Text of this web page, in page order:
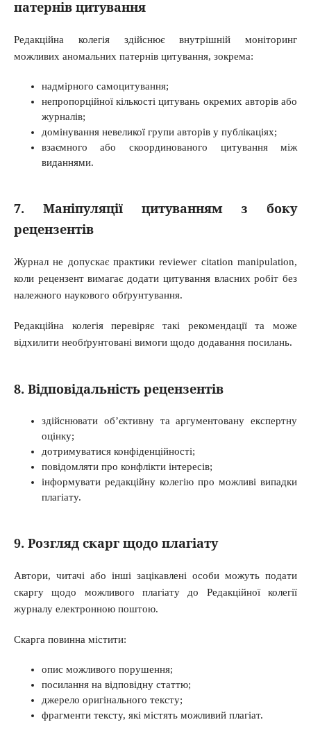
патернів цитування
Редакційна колегія здійснює внутрішній моніторинг
можливих аномальних патернів цитування, зокрема:
надмірного самоцитування;
непропорційної кількості цитувань окремих авторів або
журналів;
домінування невеликої групи авторів у публікаціях;
взаємного або скоординованого цитування між
виданнями.
7. Маніпуляції цитуванням з боку
рецензентів
Журнал не допускає практики reviewer citation manipulation,
коли рецензент вимагає додати цитування власних робіт без
належного наукового обґрунтування.
Редакційна колегія перевіряє такі рекомендації та може
відхилити необґрунтовані вимоги щодо додавання посилань.
8. Відповідальність рецензентів
здійснювати об’єктивну та аргументовану експертну
оцінку;
дотримуватися конфіденційності;
повідомляти про конфлікти інтересів;
інформувати редакційну колегію про можливі випадки
плагіату.
9. Розгляд скарг щодо плагіату
Автори, читачі або інші зацікавлені особи можуть подати
скаргу щодо можливого плагіату до Редакційної колегії
журналу електронною поштою.
Скарга повинна містити:
опис можливого порушення;
посилання на відповідну статтю;
джерело оригінального тексту;
фрагменти тексту, які містять можливий плагіат.